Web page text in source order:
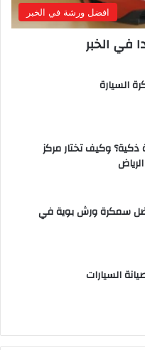
افضل ورشة في الخبر
في الخبر
السيارة
وكيف تختار مركز
سمكرة ورش بوية في
السيارات